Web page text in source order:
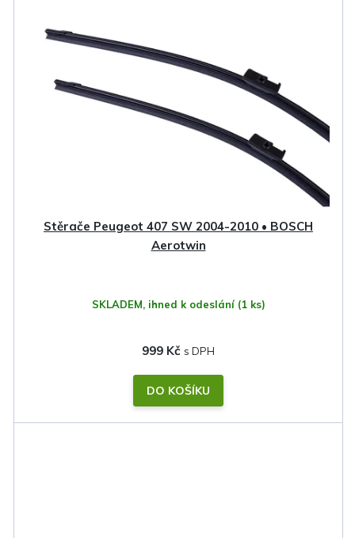
Stěrače Peugeot 407 SW 2004-2010 • BOSCH
Aerotwin
SKLADEM, ihned k odeslání (1 ks)
999 Kč
DO KOŠÍKU